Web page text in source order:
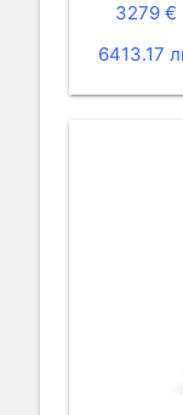
3279 €
6413.17